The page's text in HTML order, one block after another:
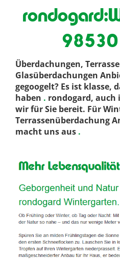
98530
Überdachungen,
Glasüberdachungen
gegoogelt? Es ist klasse,
haben . rondogard, auch
wir für Sie bereit. Für
Terrassenüberdachung
macht uns aus .